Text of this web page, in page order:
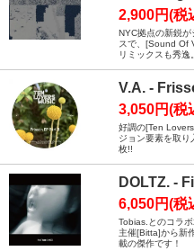
2,900円(税
NYC拠点の新鋭が
スで、[Sound Of
リミックスも秀逸
V.A. -
3,050円(税
好調の[Ten
ジョン要素を取り
枚!!
DOLTZ. -
6,050円(税
Tobias.とのコラ
主催[Bitta]から新
載の傑作です！